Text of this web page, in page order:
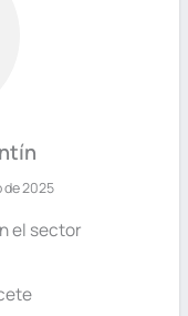
de 2025
el sector